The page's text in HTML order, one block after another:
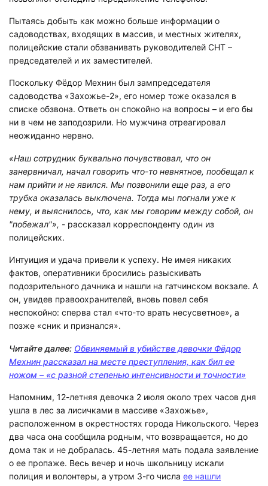
Пытаясь добыть как можно больше информации о
садоводствах, входящих в массив, и местных жителях,
полицейские стали обзванивать руководителей СНТ –
председателей и их заместителей.
Поскольку Фёдор Мехнин был зампредседателя
садоводства «Захожье-2», его номер тоже оказался в
списке обзвона. Ответь он спокойно на вопросы – и его бы
ни в чем не заподозрили. Но мужчина отреагировал
неожиданно нервно.
«Наш сотрудник буквально почувствовал, что он
занервничал, начал говорить что-то невнятное, пообещал к
нам прийти и не явился. Мы позвонили еще раз, а его
трубка оказалась выключена. Тогда мы погнали уже к
нему, и выяснилось, что, как мы говорим между собой, он
"побежал"», - рассказал корреспонденту один из
полицейских.
Интуиция и удача привели к успеху. Не имея никаких
фактов, оперативники бросились разыскивать
подозрительного дачника и нашли на гатчинском вокзале. А
он, увидев правоохранителей, вновь повел себя
неспокойно: сперва стал «что-то врать несусветное», а
позже «сник и признался».
Читайте далее: Обвиняемый в убийстве девочки Фёдор
Мехнин рассказал на месте преступления, как бил ее
ножом – «с разной степенью интенсивности и точности»
Напомним, 12-летняя девочка 2 июля около трех часов дня
ушла в лес за лисичками в массиве «Захожье»,
расположенном в окрестностях города Никольского. Через
два часа она сообщила родным, что возвращается, но до
дома так и не добралась. 45-летняя мать подала заявление
о ее пропаже. Весь вечер и ночь школьницу искали
полиция и волонтеры, а утром 3-го числа ее нашли